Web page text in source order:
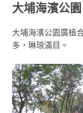
大埔海濱公園
大埔海濱公園廣植
多，琳琅滿目。